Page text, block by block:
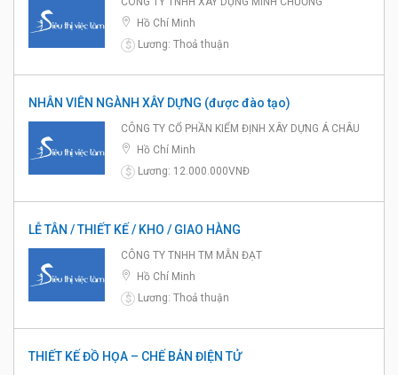
Hồ Chí Minh
$
Lương: Thoả thuận
NHÂN VIÊN NGÀNH XÂY DỰNG (được đào tạo)
CÔNG TY CỔ PHẦN KIỂM ĐỊNH XÂY DỰNG Á CHÂU
Hồ Chí Minh
$
Lương: 12.000.000VNĐ
LỄ TÂN / THIẾT KẾ / KHO / GIAO HÀNG
CÔNG TY TNHH TM MẪN ĐẠT
Hồ Chí Minh
$
Lương: Thoả thuận
THIẾT KẾ ĐỒ HỌA – CHẾ BẢN ĐIỆN TỬ